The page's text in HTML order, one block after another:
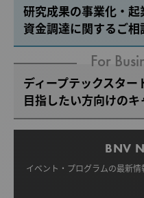
研究成果の事業化・起
資金調達に関するご相
For
ディープテックスター
目指したい方向けの
BNV
イベント・プログラムの最新情